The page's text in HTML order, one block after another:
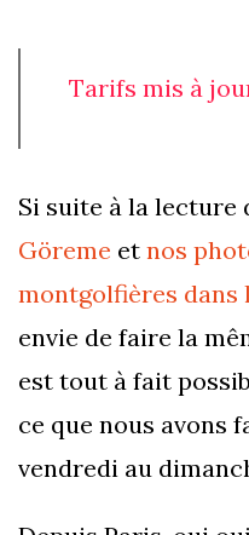
Tarifs mis à
Si suite à la lecture
Göreme et nos
montgolfières dans
envie de faire la
est tout à fait
ce que nous avons
vendredi au